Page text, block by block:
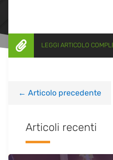
 LEGGI ARTICOLO
← Articolo precedente
Articoli recenti